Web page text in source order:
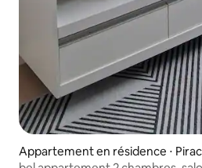
Appartement en résidence ⋅